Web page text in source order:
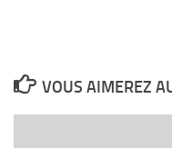
VOUS AIMEREZ